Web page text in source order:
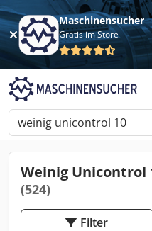
Maschinensucher
Gratis im Store
Weinig Unicontrol
(524)
Filter